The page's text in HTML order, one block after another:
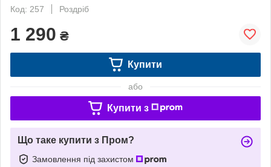
Код: 257
Роздріб
1 290 ₴
Купити
або
Купити з
Що таке купити з Пром?
Замовлення під захистом